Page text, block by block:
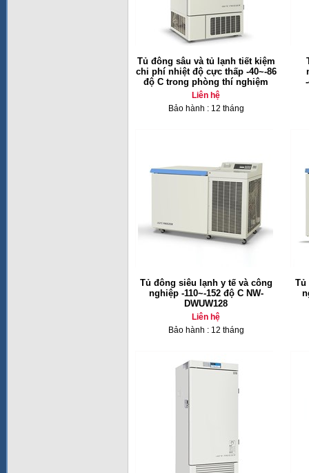
Tủ đông sâu và tủ lạnh tiết kiệm
chi phí nhiệt độ cực thấp -40~-86
độ C trong phòng thí nghiệm
Liên hệ
Bảo hành : 12 tháng
Tủ đông siêu lạnh y tế và công
nghiệp -110~-152 độ C NW-
DWUW128
Liên hệ
Bảo hành : 12 tháng
Tủ